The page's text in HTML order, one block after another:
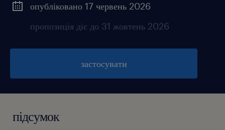
опубліковано 17 червень 2026
пропозиція діє до 31 жовтень 2026
застосувати
підсумок